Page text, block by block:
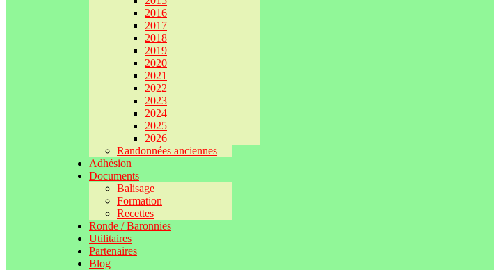
2016
2017
2018
2019
2020
2021
2022
2023
2024
2025
2026
Randonnées anciennes
Adhésion
Documents
Balisage
Formation
Recettes
Ronde / Baronnies
Utilitaires
Partenaires
Blog